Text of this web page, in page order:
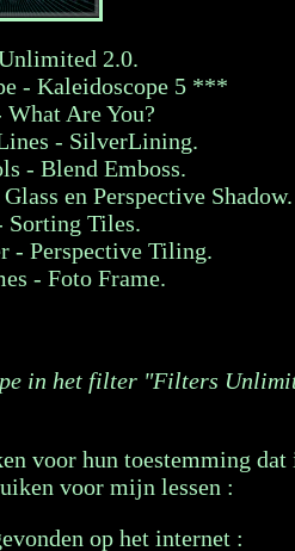
2.0.
- Kaleidoscope 5 ***
What Are You?
- SilverLining.
- Blend Emboss.
en Perspective Shadow.
Sorting Tiles.
- Perspective Tiling.
- Foto Frame.
in het filter "Filters
voor hun toestemming dat
voor mijn lessen :
op het internet :